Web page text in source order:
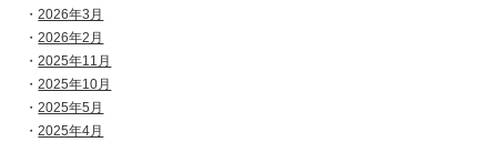
2026年3月
2026年2月
2025年11月
2025年10月
2025年5月
2025年4月